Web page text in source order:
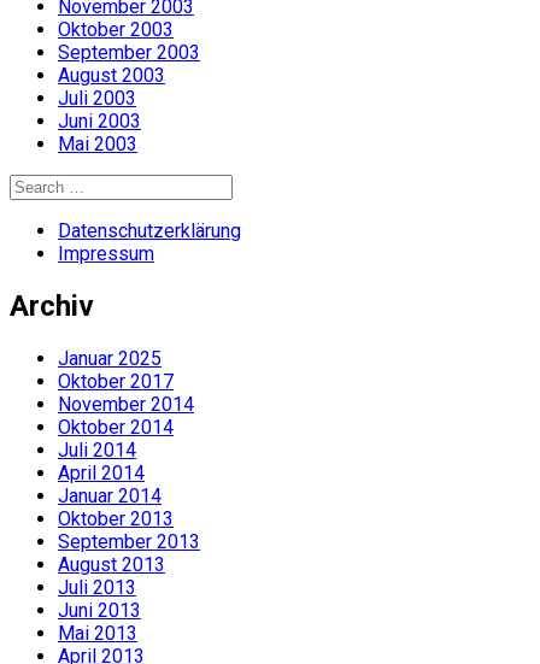
November 2003
Oktober 2003
September 2003
August 2003
Juli 2003
Juni 2003
Mai 2003
Search
Datenschutzerklärung
Impressum
Archiv
Januar 2025
Oktober 2017
November 2014
Oktober 2014
Juli 2014
April 2014
Januar 2014
Oktober 2013
September 2013
August 2013
Juli 2013
Juni 2013
Mai 2013
April 2013